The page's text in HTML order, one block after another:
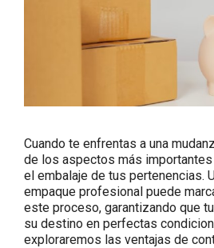
Cuando te enfrentas a una
de los aspectos más importantes
el embalaje de tus pertenencias.
empaque profesional puede
este proceso, garantizando que
su destino en perfectas
exploraremos las ventajas de